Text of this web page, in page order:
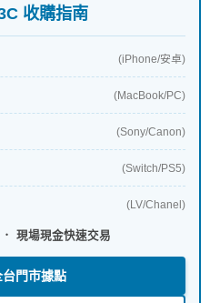
收購指南
(iPhone/安卓)
(MacBook/PC)
(Sony/Canon)
(Switch/PS5)
(LV/Chanel)
現場現金快速交易
門市據點